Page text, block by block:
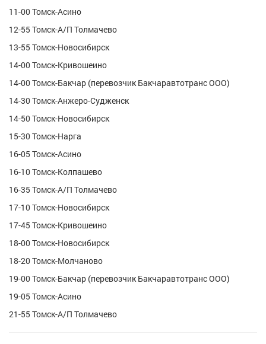
11-00 Томск-Асино
12-55 Томск-А/П Толмачево
13-55 Томск-Новосибирск
14-00 Томск-Кривошеино
14-00 Томск-Бакчар (перевозчик Бакчаравтотранс ООО)
14-30 Томск-Анжеро-Судженск
14-50 Томск-Новосибирск
15-30 Томск-Нарга
16-05 Томск-Асино
16-10 Томск-Колпашево
16-35 Томск-А/П Толмачево
17-10 Томск-Новосибирск
17-45 Томск-Кривошеино
18-00 Томск-Новосибирск
18-20 Томск-Молчаново
19-00 Томск-Бакчар (перевозчик Бакчаравтотранс ООО)
19-05 Томск-Асино
21-55 Томск-А/П Толмачево